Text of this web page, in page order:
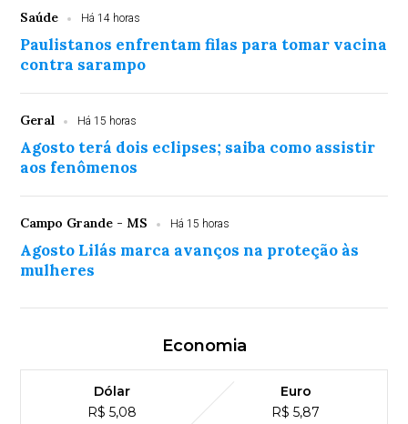
Saúde Há 14 horas
Paulistanos enfrentam filas para tomar vacina
contra sarampo
Geral Há 15 horas
Agosto terá dois eclipses; saiba como assistir
aos fenômenos
Campo Grande - MS Há 15 horas
Agosto Lilás marca avanços na proteção às
mulheres
Economia
Dólar
R$ 5,08
Euro
R$ 5,87